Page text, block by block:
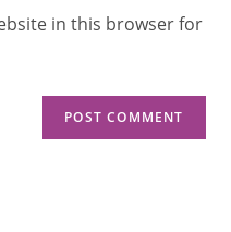
in this browser for